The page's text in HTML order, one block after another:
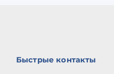
Быстрые контакты